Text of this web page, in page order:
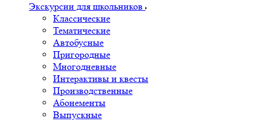
Экскурсии для школьников
Классические
Тематические
Автобусные
Пригородные
Многодневные
Интерактивы и квесты
Производственные
Абонементы
Выпускные